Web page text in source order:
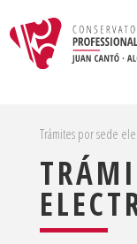
Trámites por sede